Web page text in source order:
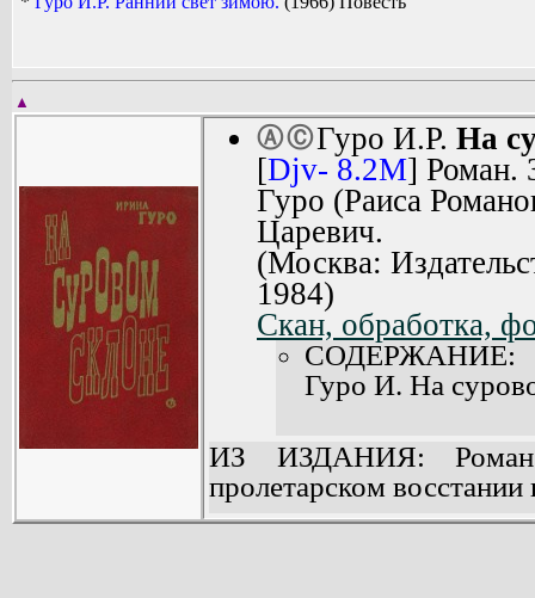
▲
ⒶⒸГуро И.Р. На
[Djv- 8.2M] Роман.
Гуро (Раиса
Царевич.
(Москва:
1984)
Скан, обработка,
СОДЕРЖАНИЕ:
Гуро И. На
ИЗ ИЗДАНИЯ: Роман
пролетарском восстании